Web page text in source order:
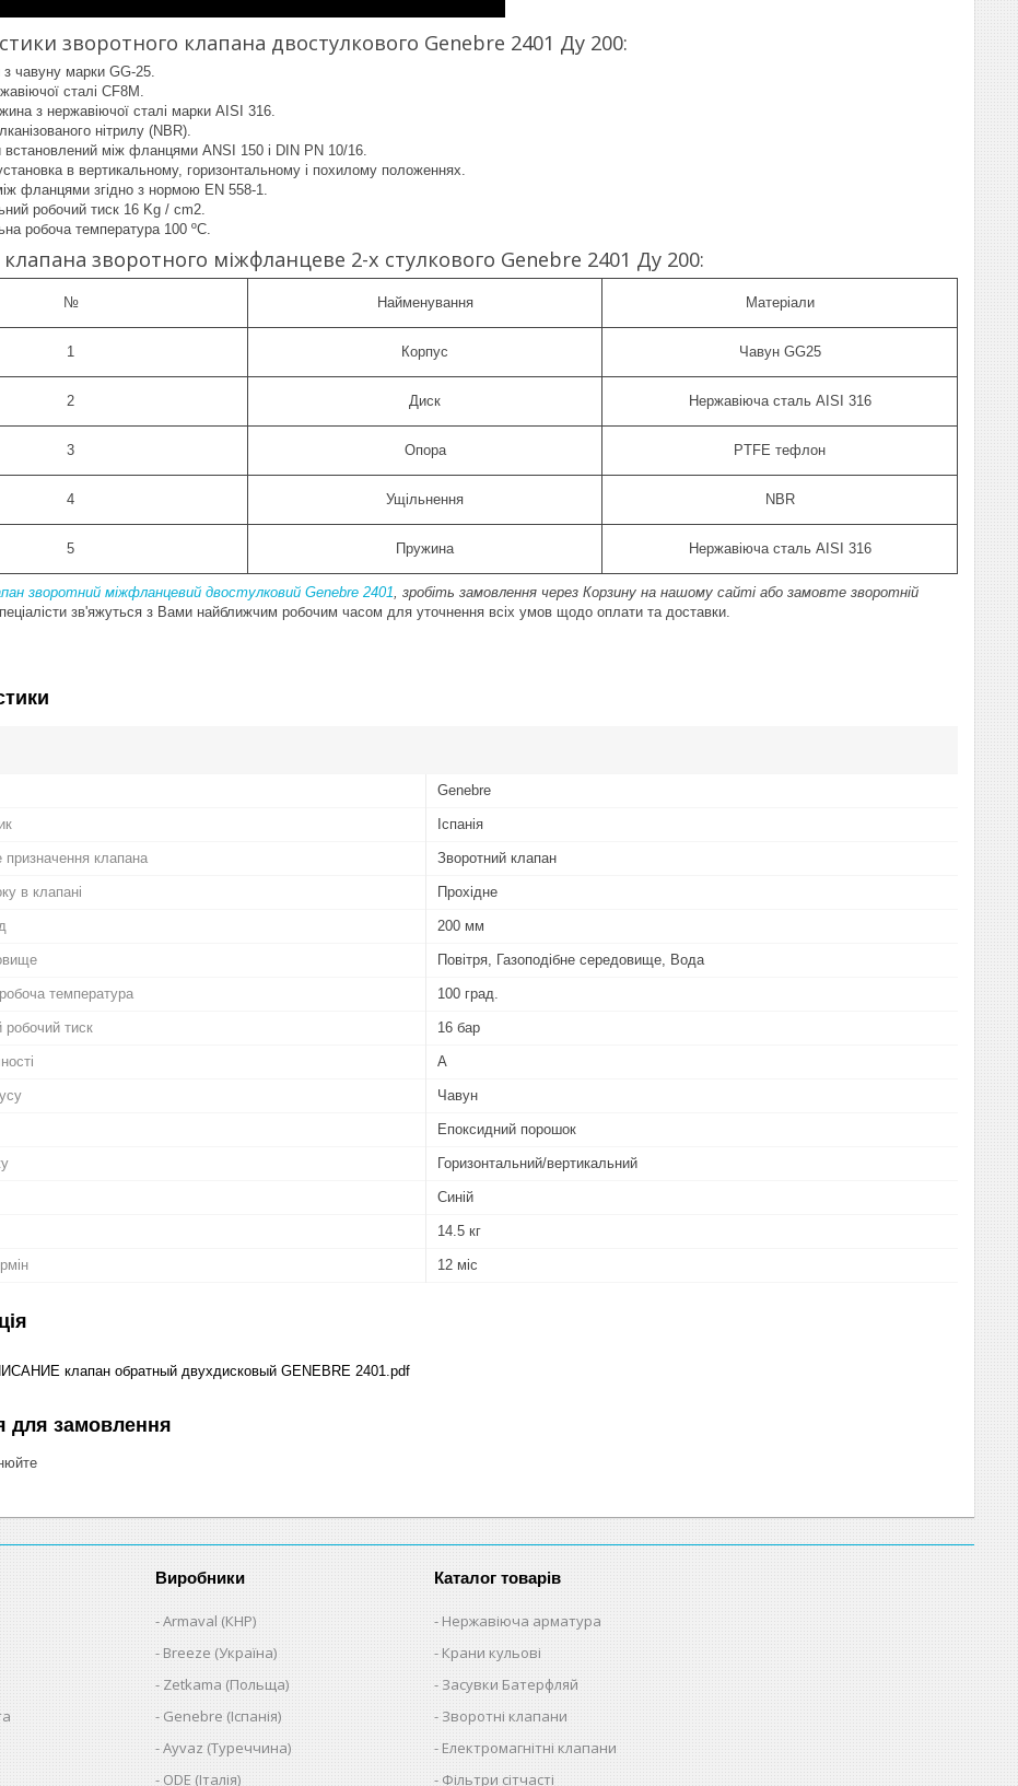
зворотного клапана двостулкового Genebre 2401 Ду 200:
чавуну марки GG-25.
сталі CF8M.
з нержавіючої сталі марки AISI 316.
нітрилу (NBR).
між фланцями ANSI 150 і DIN PN 10/16.
в вертикальному, горизонтальному і похилому положеннях.
фланцями згідно з нормою EN 558-1.
робочий тиск 16 Kg / cm2.
робоча температура 100 ºC.
зворотного міжфланцеве 2-х стулкового Genebre 2401 Ду 200:
№ Найменування Матеріали
1 Корпус Чавун GG25
2 Диск Нержавіюча сталь AISI 316
3 Опора PTFE тефлон
4 Ущільнення NBR
5 Пружина Нержавіюча сталь AISI 316
зворотний міжфланцевий двостулковий Genebre 2401, зробіть замовлення через Корзину на нашому сайті або замовте зворотній
зв'яжуться з Вами найближчим робочим часом для уточнення всіх умов щодо оплати та доставки.
Genebre
Іспанія
призначення клапана Зворотний клапан
в клапані Прохідне
200 мм
Повітря, Газоподібне середовище, Вода
температура 100 град.
тиск 16 бар
А
Чавун
Епоксидний порошок
Горизонтальний/вертикальний
Синій
14.5 кг
12 міс
клапан обратный двухдисковый GENEBRE 2401.pdf
для замовлення
Виробники
Armaval (КНР)
Breeze (Україна)
Zetkama (Польща)
Genebre (Іспанія)
Ayvaz (Туреччина)
ODE (Італія)
Каталог товарів
Нержавіюча арматура
Крани кульові
Засувки Батерфляй
Зворотні клапани
Електромагнітні клапани
Фільтри сітчасті